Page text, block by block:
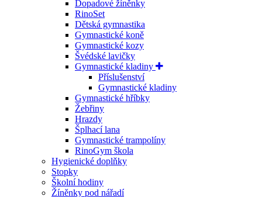
Dopadové žíněnky
RinoSet
Dětská gymnastika
Gymnastické koně
Gymnastické kozy
Švédské lavičky
Gymnastické kladiny
Příslušenství
Gymnastické kladiny
Gymnastické hříbky
Žebřiny
Hrazdy
Šplhací lana
Gymnastické trampolíny
RinoGym škola
Hygienické doplňky
Stopky
Školní hodiny
Žíněnky pod nářadí